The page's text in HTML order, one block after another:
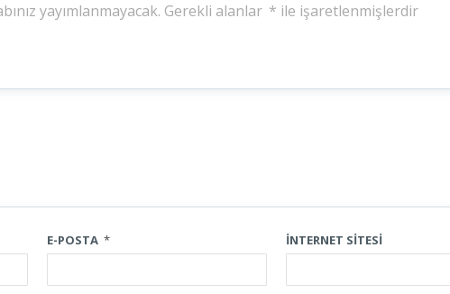
yayımlanmayacak. Gerekli alanlar * ile işaretlenmişlerdir
E-POSTA * İNTERNET SITESI